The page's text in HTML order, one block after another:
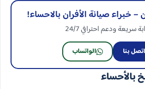
– خبراء صيانة الأفران بالاحساء!
سريعة ودعم احترافي 24/7
اتصل بنا الواتساب
بالأحساء